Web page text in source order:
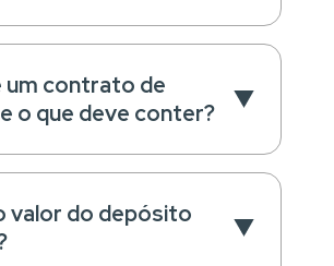
um contrato de
o que deve conter?
valor do depósito